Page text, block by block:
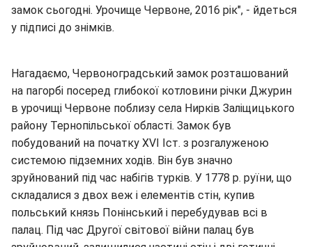
замок сьогодні. Урочище Червоне, 2016 рік", - йдеться
у підписі до знімків.
Нагадаємо, Червоноградський замок розташований
на пагорбі посеред глибокої котловини річки Джурин
в урочищі Червоне поблизу села Нирків Заліщицького
району Тернопільської області. Замок був
побудований на початку ХVI Іст. з розгалуженою
системою підземних ходів. Він був значно
зруйнований під час набігів турків. У 1778 р. руїни, що
складалися з двох веж і елементів стін, купив
польський князь Понінський і перебудував всі в
палац. Під час Другої світової війни палац був